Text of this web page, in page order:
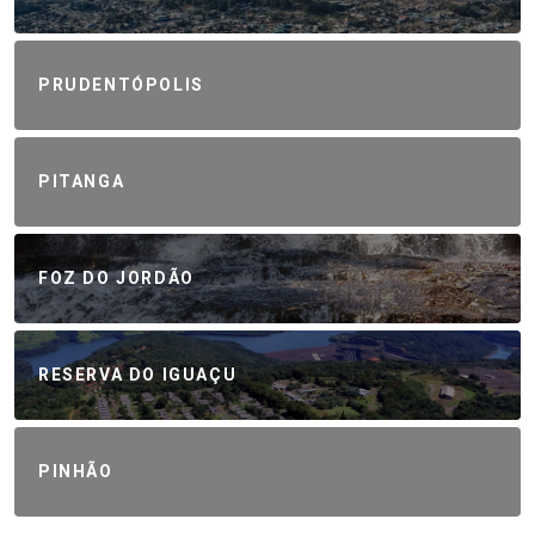
PRUDENTÓPOLIS
PITANGA
FOZ DO JORDÃO
RESERVA DO IGUAÇU
PINHÃO